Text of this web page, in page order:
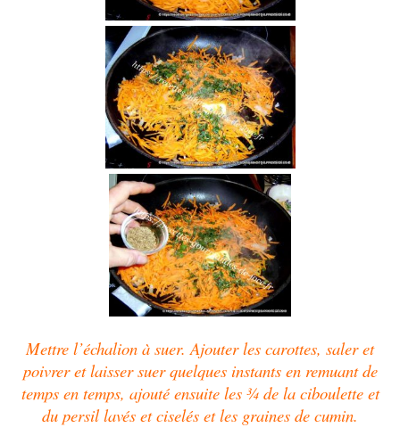
Mettre l’échalion à suer.Ajouter les carottes, saler et
poivrer et laisser suerquelques instants en remuant de
temps en temps, ajouté ensuite les ¾ de la ciboulette et
du persil lavés et ciselés et les graines de cumin.